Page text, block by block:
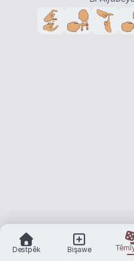
Destpêk Bişawe